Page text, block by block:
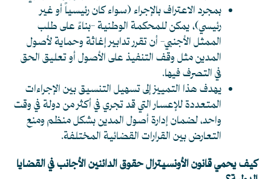
بمجرد الاعتراف بالإجراء (سواء كان رئيسياً أو غير
رئيسي)، يمكن للمحكمة الوطنية -بناءً على طلب
الممثل الأجنبي- أن تقرر تدابير إغاثة وحماية لأصول
المدين مثل وقف التنفيذ على الأصول أو تعليق الحق
في التصرف فيها.
يهدف هذا التمييز إلى تسهيل التنسيق بين الإجراءات
المتعددة للإعسار التي قد تجري في أكثر من دولة في وقت
واحد، لضمان إدارة أصول المدين بشكل منظم ومنع
التعارض بين القرارات القضائية المختلفة.
كيف يحمي قانون الأونسيترال حقوق الدائنين الأجانب في القضايا